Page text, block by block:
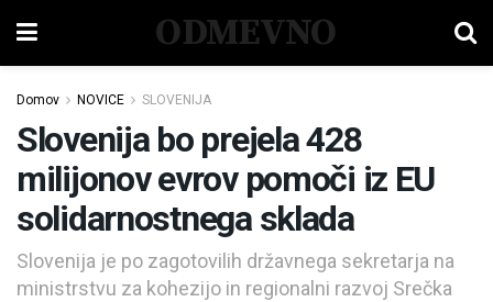
ODMEVNO
Domov NOVICE SLOVENIJA
Slovenija bo prejela 428
milijonov evrov pomoči iz EU
solidarnostnega sklada
Slovenija je po zagotovilih državnega sekretarja na
ministrstvu za kohezijo in regionalni razvoj Srečka